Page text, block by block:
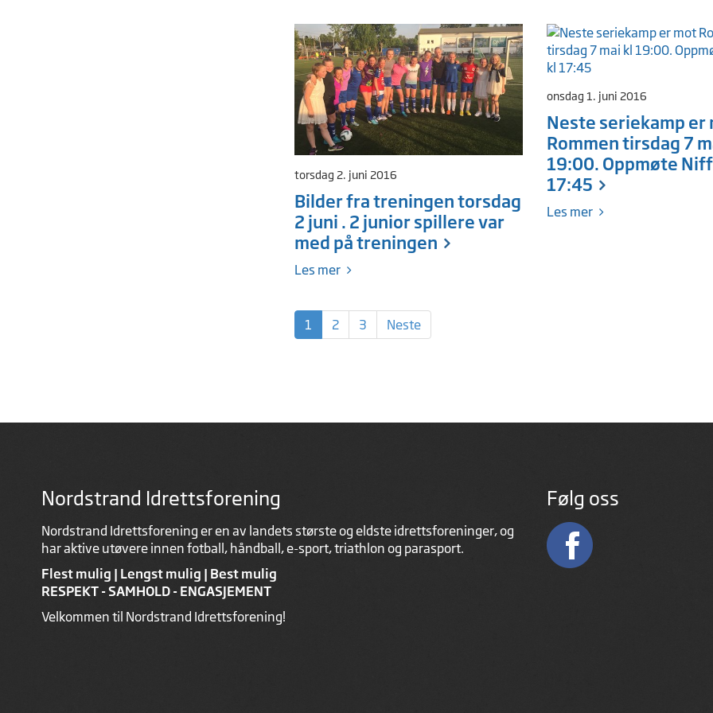
torsdag 2. juni 2016
Bilder fra treningen torsdag
2 juni . 2 junior spillere var
med på treningen
Les mer
onsdag 1. juni 2016
Neste seriekamp er
Rommen tirsdag 7
19:00. Oppmøte
17:45
Les mer
1 2 3 Neste
Nordstrand Idrettsforening
Nordstrand Idrettsforening er en av landets største og eldste idrettsforeninger, og
har aktive utøvere innen fotball, håndball, e-sport, triathlon og parasport.
Flest mulig | Lengst mulig | Best mulig
RESPEKT - SAMHOLD - ENGASJEMENT
Velkommen til Nordstrand Idrettsforening!
Følg oss